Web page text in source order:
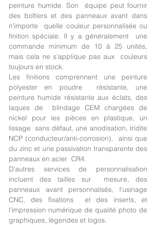
peinture humide. Son  équipe peut fournir
des boîtiers et des panneaux avant dans
n'importe  quelle couleur personnalisée ou
finition spéciale. Il y a généralement  une
commande minimum de 10 à 25 unités,
mais cela ne s'applique pas aux  couleurs
toujours en stock.
Les finitions comprennent une peinture
polyester en poudre  résistante, une
peinture humide résistante aux éclats, des
laques de  blindage CEM chargées de
nickel pour les pièces en plastique, un
lissage  sans défaut, une anodisation, Iridite
NCP (conducteur/anti-corrosion),  ainsi que
du zinc et une passivation transparente des
panneaux en acier  CR4.
D'autres services de personnalisation
incluent des tailles sur  mesure, des
panneaux avant personnalisés, l'usinage
CNC, des fixations  et des inserts, et
l'impression numérique de qualité photo de
graphiques, légendes et logos.